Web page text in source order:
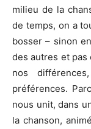
milieu de la
de temps, on a
bosser – sinon
des autres et pas
nos
préférences.
nous unit, dans
la chanson,